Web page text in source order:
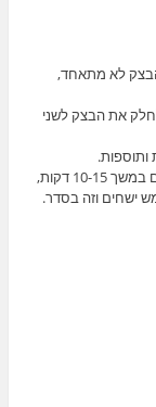
לא מתאחד,
את הבצק לשני
ותוספות.
מעבירים את נייר האפייה עם הבצק לתבנית תנור. אופים במשך 10-15 דקות,
ישחים וזה בסדר.